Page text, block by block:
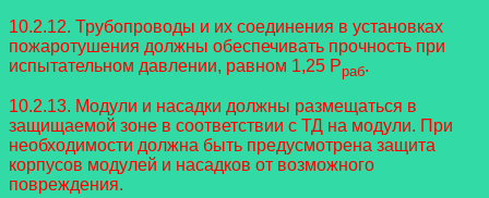
10.2.12. Трубопроводы и их соединения в установках
пожаротушения должны обеспечивать прочность при
испытательном давлении, равном 1,25 Pраб.
10.2.13. Модули и насадки должны размещаться в
защищаемой зоне в соответствии с ТД на модули. При
необходимости должна быть предусмотрена защита
корпусов модулей и насадков от возможного
повреждения.